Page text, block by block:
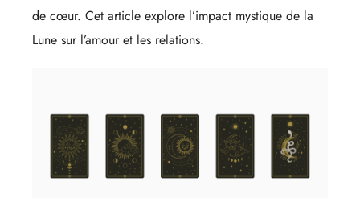
de cœur. Cet article explore l’impact mystique de la
Lune sur l’amour et les relations.